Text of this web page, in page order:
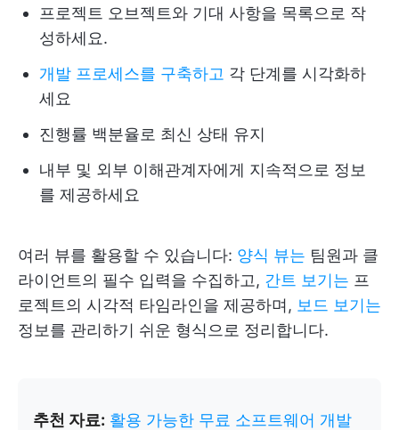
프로젝트 오브젝트와 기대 사항을 목록으로 작
성하세요.
개발 프로세스를 구축하고 각 단계를 시각화하
세요
진행률 백분율로 최신 상태 유지
내부 및 외부 이해관계자에게 지속적으로 정보
를 제공하세요
여러 뷰를 활용할 수 있습니다: 양식 뷰는 팀원과 클
라이언트의 필수 입력을 수집하고, 간트 보기는 프
로젝트의 시각적 타임라인을 제공하며, 보드 보기는
정보를 관리하기 쉬운 형식으로 정리합니다.
추천 자료: 활용 가능한 무료 소프트웨어 개발